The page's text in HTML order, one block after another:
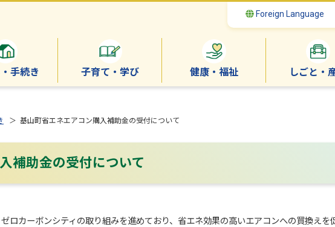
Foreign Language
手続き 子育て・学び 健康・福祉 しごと・
＞ 基山町省エネエアコン購入補助金の受付について
補助金の受付について
カーボンシティの取り組みを進めており、省エネ効果の高いエアコンへの買換えを